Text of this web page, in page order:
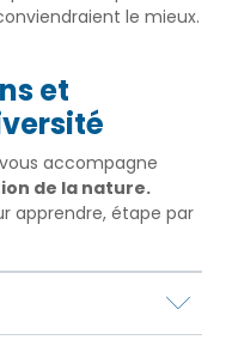
le mieux.
et
accompagne
de la nature.
apprendre, étape par